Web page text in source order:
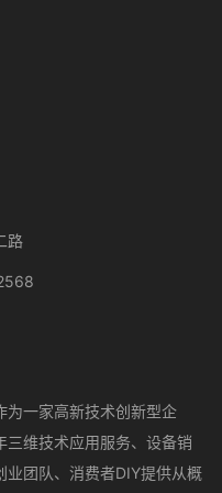
路
为一家高新技术创新型企
三维技术应用服务、设备销
团队、消费者DIY提供从概